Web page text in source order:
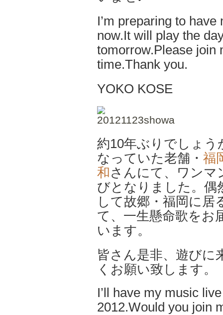
I’m preparing to
now.It will play the
tomorrow.Please join
time.Thank you.
YOKO KOSE
約10年ぶりでしょう
なっていた老舗・ 福
和さんにて、ワンマ
びとなりました。偶
して故郷・福岡に居
て、一生懸命歌をお
います。
皆さん是非、遊び
くお願い致します。
I’ll have my music
2012.Would you join